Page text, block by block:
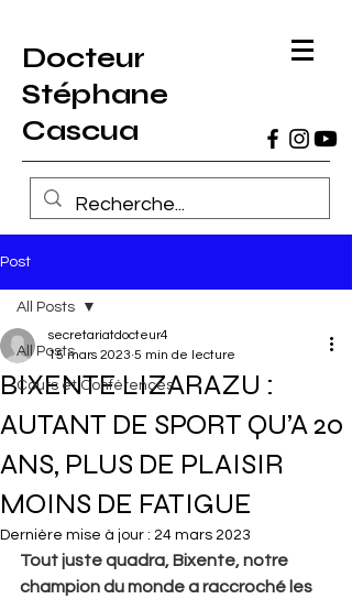
Docteur
Stéphane
Cascua
Post
All Posts
Cours et Conférences
All Posts
BIXENTE LIZARAZU :
AUTANT DE SPORT QU’A 20
ANS, PLUS DE PLAISIR
MOINS DE FATIGUE
secretariatdocteur4
15 mars 2023 5 min de lecture
Dernière mise à jour : 24 mars 2023
Tout juste quadra, Bixente, notre
champion du monde a raccroché les